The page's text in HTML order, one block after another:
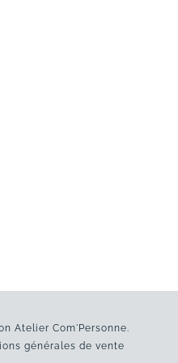
Atelier Com'Personne.
générales de vente